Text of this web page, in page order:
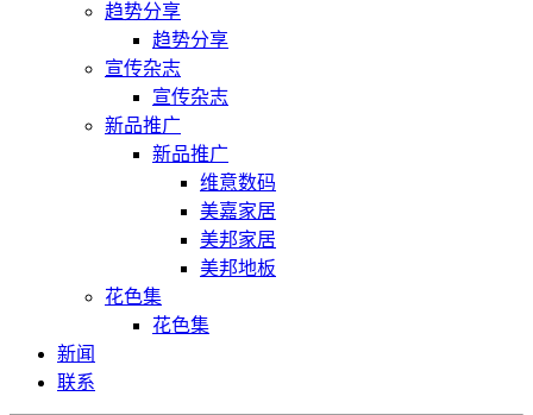
趋势分享
趋势分享
宣传杂志
宣传杂志
新品推广
新品推广
维意数码
美嘉家居
美邦家居
美邦地板
花色集
花色集
新闻
联系